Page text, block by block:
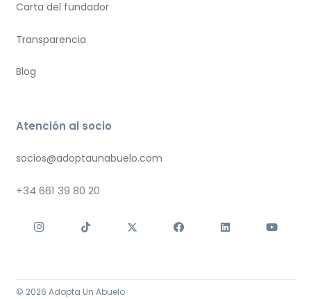
Carta del fundador
Transparencia
Blog
Atención al socio
socios@adoptaunabuelo.com
+34 661 39 80 20
© 2026 Adopta Un Abuelo